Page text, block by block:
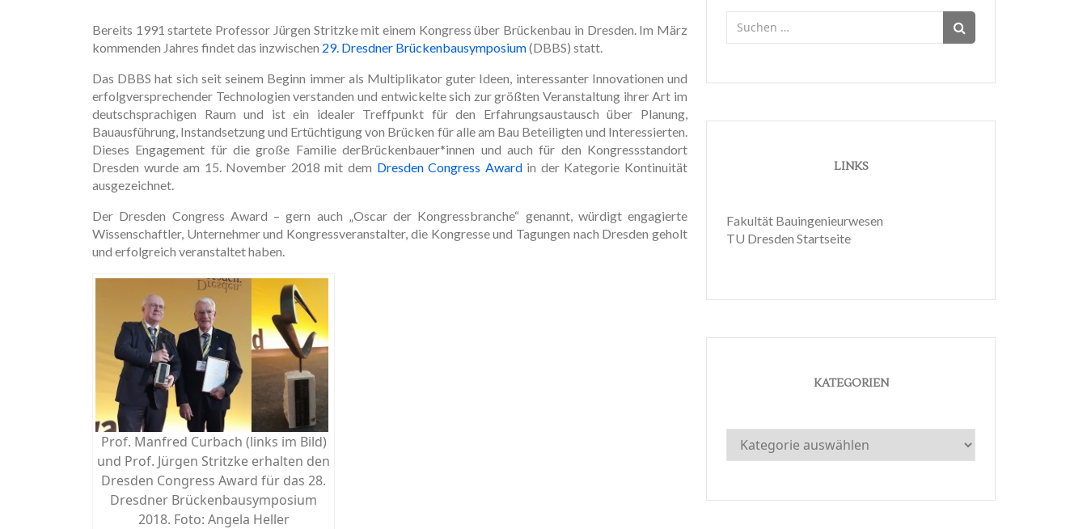
Bereits 1991 startete Professor Jürgen Stritzke mit einem Kongress über Brückenbau in Dresden. Im März
kommenden Jahres findet das inzwischen 29. Dresdner Brückenbausymposium(DBBS) statt.
Das DBBS hat sich seit seinem Beginn immer als Multiplikator guter Ideen, interessanter Innovationen und
erfolgversprechender Technologien verstanden und entwickelte sich zur größten Veranstaltung ihrer Art im
deutschsprachigen Raum und ist ein idealer Treffpunkt für den Erfahrungsaustausch über Planung,
Bauausführung, Instandsetzung und Ertüchtigung von Brücken für alle am Bau Beteiligten und Interessierten.
Dieses Engagement für die große Familie derBrückenbauer*innen und auch für den Kongressstandort
Dresden wurde am 15. November 2018 mit dem Dresden Congress Awardin der Kategorie Kontinuität
ausgezeichnet.
Der Dresden Congress Award – gern auch „Oscar der Kongressbranche“ genannt, würdigt engagierte
Wissenschaftler, Unternehmer und Kongressveranstalter, die Kongresse und Tagungen nach Dresden geholt
und erfolgreich veranstaltet haben.
Prof. Manfred Curbach (links im Bild)
und Prof. Jürgen Stritzke erhalten den
Dresden Congress Award für das 28.
Dresdner Brückenbausymposium
2018. Foto: Angela Heller
nach:
LINKS
Fakultät Bauingenieurwesen
TU Dresden Startseite
KATEGORIEN
Kategorien